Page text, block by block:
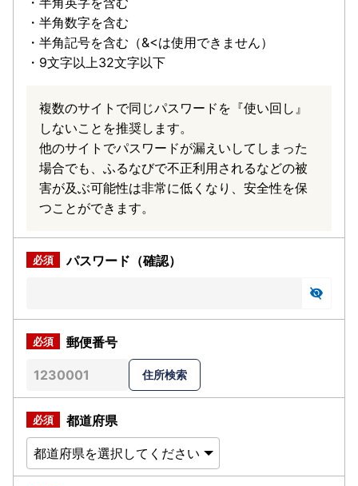
・半角数字を含む
・半角記号を含む（&<は使用できません）
・9文字以上32文字以下
複数のサイトで同じパスワードを『使い回し』
しないことを推奨します。
他のサイトでパスワードが漏えいしてしまった
場合でも、ふるなびで不正利用されるなどの被
害が及ぶ可能性は非常に低くなり、安全性を保
つことができます。
パスワード（確認）
郵便番号
都道府県